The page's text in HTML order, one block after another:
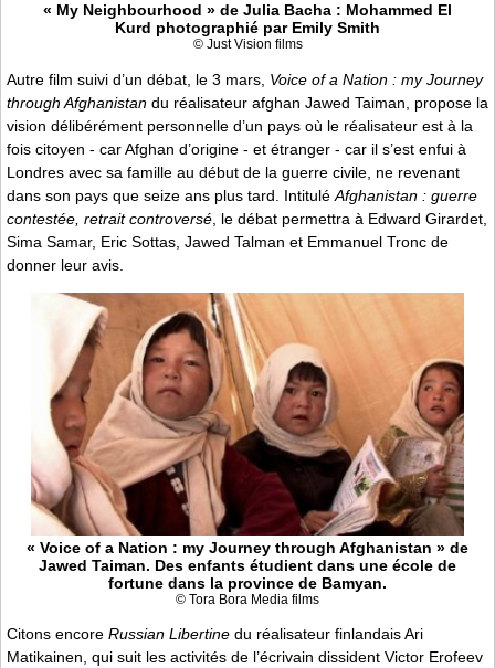
« My Neighbourhood » de Julia Bacha : Mohammed El
Kurd photographié par Emily Smith
© Just Vision films
Autre film suivi d’un débat, le 3 mars, Voice of a Nation : my Journey
through Afghanistan du réalisateur afghan Jawed Taiman, propose la
vision délibérément personnelle d’un pays où le réalisateur est à la
fois citoyen - car Afghan d’origine - et étranger - car il s’est enfui à
Londres avec sa famille au début de la guerre civile, ne revenant
dans son pays que seize ans plus tard. Intitulé Afghanistan : guerre
contestée, retrait controversé , le débat permettra à Edward Girardet,
Sima Samar, Eric Sottas, Jawed Talman et Emmanuel Tronc de
donner leur avis.
« Voice of a Nation : my Journey through Afghanistan » de
Jawed Taiman. Des enfants étudient dans une école de
fortune dans la province de Bamyan.
© Tora Bora Media films
Citons encore Russian Libertine du réalisateur finlandais Ari
Matikainen, qui suit les activités de l’écrivain dissident Victor Erofeev